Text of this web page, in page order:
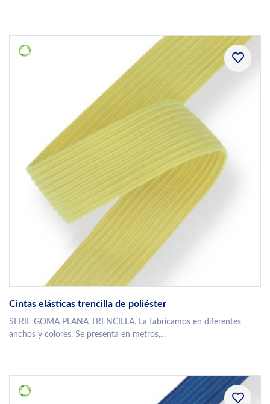
Cintas elásticas trencilla de poliéster
SERIE GOMA PLANA TRENCILLA. La fabricamos en diferentes
anchos y colores. Se presenta en metros,...